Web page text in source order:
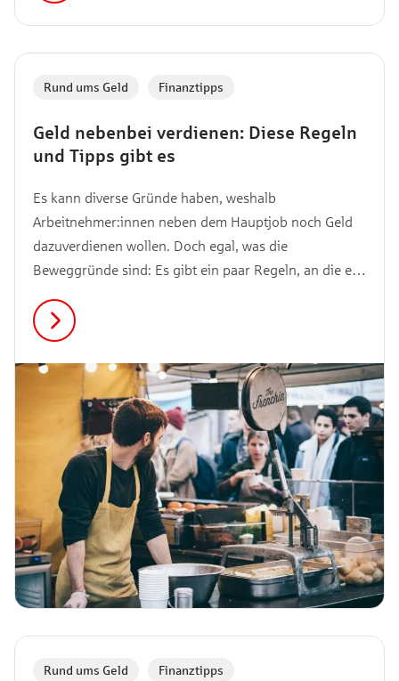
diesem Artikel.
Geld nebenbei verdienen: Diese Regeln
und Tipps gibt es
Rund ums Geld Finanztipps
Es kann diverse Gründe haben, weshalb
Arbeitnehmer:innen neben dem Hauptjob noch Geld
dazuverdienen wollen. Doch egal, was die
Beweggründe sind: Es gibt ein paar Regeln, an die es
wir außerdem noch für dich haben, liest du in
unserem Artikel.
Rund ums Geld Finanztipps